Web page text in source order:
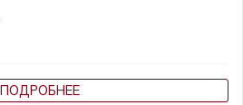
ПОДРОБНЕЕ